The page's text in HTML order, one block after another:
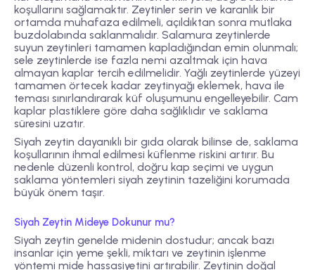
koşullarını sağlamaktır. Zeytinler serin ve karanlık bir
ortamda muhafaza edilmeli, açıldıktan sonra mutlaka
buzdolabında saklanmalıdır. Salamura zeytinlerde
suyun zeytinleri tamamen kapladığından emin olunmalı;
sele zeytinlerde ise fazla nemi azaltmak için hava
almayan kaplar tercih edilmelidir. Yağlı zeytinlerde yüzeyi
tamamen örtecek kadar zeytinyağı eklemek, hava ile
teması sınırlandırarak küf oluşumunu engelleyebilir. Cam
kaplar plastiklere göre daha sağlıklıdır ve saklama
süresini uzatır.
Siyah zeytin dayanıklı bir gıda olarak bilinse de, saklama
koşullarının ihmal edilmesi küflenme riskini artırır. Bu
nedenle düzenli kontrol, doğru kap seçimi ve uygun
saklama yöntemleri siyah zeytinin tazeliğini korumada
büyük önem taşır.
Siyah Zeytin Mideye Dokunur mu?
Siyah zeytin genelde midenin dostudur; ancak bazı
insanlar için yeme şekli, miktarı ve zeytinin işlenme
yöntemi mide hassasiyetini artırabilir. Zeytinin doğal